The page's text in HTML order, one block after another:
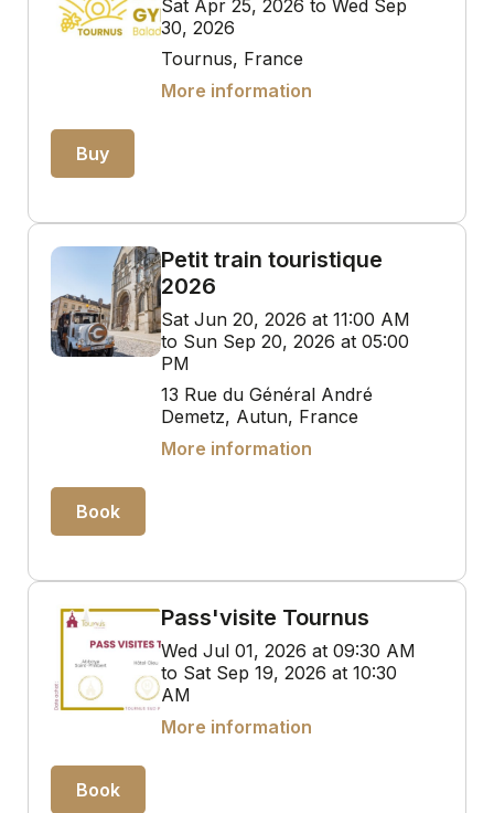
Sat Apr 25, 2026 to Wed Sep
30, 2026
Tournus, France
More information
Buy
Petit train touristique
2026
Sat Jun 20, 2026 at 11:00 AM
to Sun Sep 20, 2026 at 05:00
PM
13 Rue du Général André
Demetz, Autun, France
More information
Book
Pass'visite Tournus
Wed Jul 01, 2026 at 09:30 AM
to Sat Sep 19, 2026 at 10:30
AM
More information
Book